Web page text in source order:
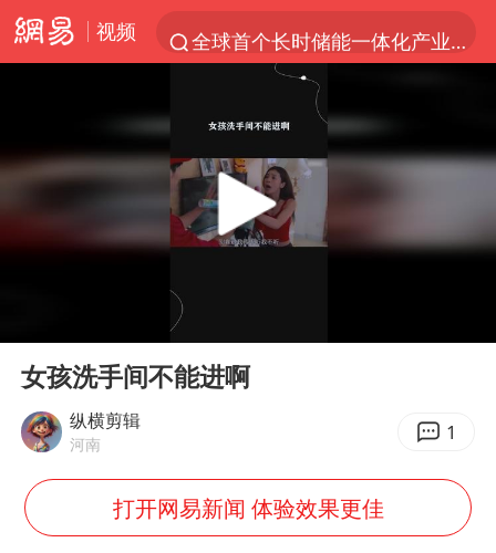
视频
“秋天的第一杯奶茶”6岁了
上海：台风白海豚或将带来龙卷风
四川宜宾高县4.9级地震致1死
国乒男单横滨冠军赛全军覆没
东航：国内客票提前14天免费退改
日本试射“战斧”导弹，国防部回应
Play
女孩洗手间不能进啊
纵横剪辑
河南 1
打开网易新闻 体验效果更佳